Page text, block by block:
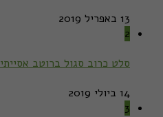
13 באפריל 2019
2
סלט כרוב סגול ברוטב אסייתי
14 ביולי 2019
3